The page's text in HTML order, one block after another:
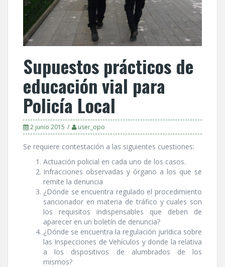
Supuestos prácticos de
educación vial para
Policí­a Local
2 junio 2015 user_opo
Se requiere contestación a las siguientes cuestiones:
Actuación policial en cada uno de los casos.
Infracciones observadas y órgano a los que se
remite la denuncia
¿Dónde se encuentra regulado el procedimiento
sancionador en materia de tráfico y cuales son
los requisitos indispensables que deben de
aparecer en un boletí­n de denuncia?
¿Dónde se encuentra la regulación jurí­dica sobre
las Inspecciones de Vehí­culos y donde la relativa
a los dispositivos de alumbrados de los
mismos?